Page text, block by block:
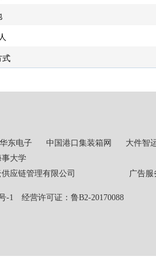
式
东电子 中国港口集装箱网
大件智
大学
云供应链管理有限公司 广告服务热
-1 经营许可证：鲁B2-20170088